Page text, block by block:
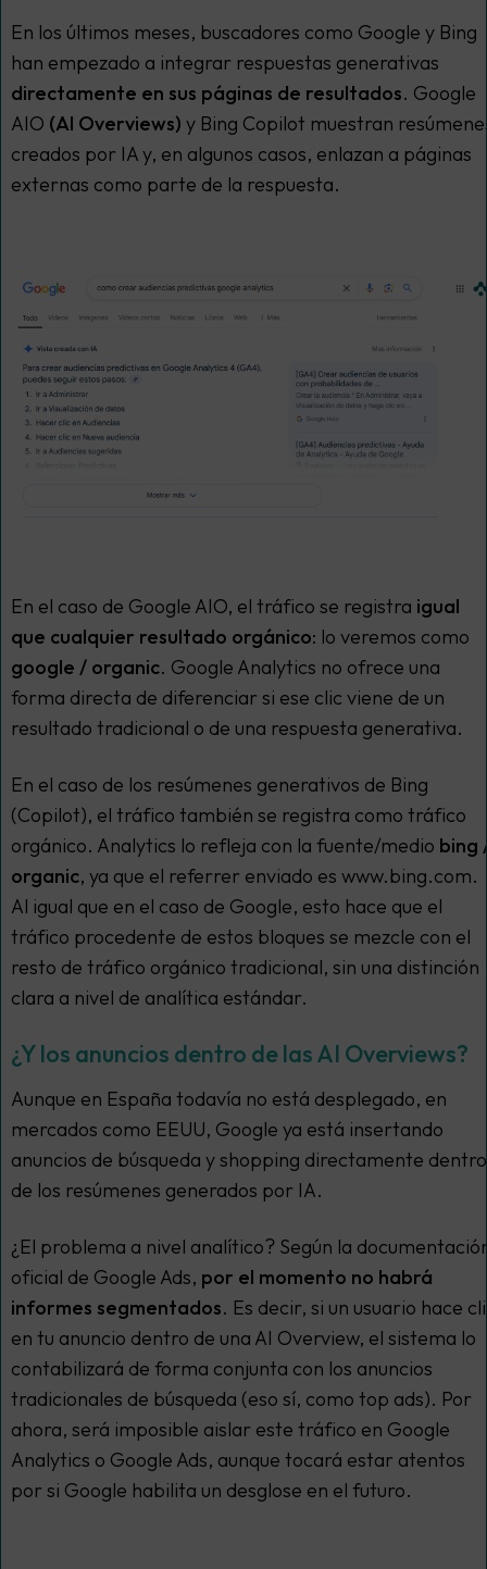
En los últimos meses, buscadores como Google y Bing
han empezado a integrar respuestas generativas
directamente en sus páginas de resultados. Google
AIO (AI Overviews) y Bing Copilot muestran
creados por IA y, en algunos casos, enlazan a páginas
externas como parte de la respuesta.
En el caso de Google AIO, el tráfico se registra igual
que cualquier resultado orgánico: lo veremos como
google / organic. Google Analytics no ofrece una
forma directa de diferenciar si ese clic viene de un
resultado tradicional o de una respuesta generativa.
En el caso de los resúmenes generativos de Bing
(Copilot), el tráfico también se registra como tráfico
orgánico. Analytics lo refleja con la fuente/medio bing
organic, ya que el referrer enviado es www.bing.com.
Al igual que en el caso de Google, esto hace que el
tráfico procedente de estos bloques se mezcle con el
resto de tráfico orgánico tradicional, sin una distinción
clara a nivel de analítica estándar.
¿Y los anuncios dentro de las AI Overviews?
Aunque en España todavía no está desplegado, en
mercados como EEUU, Google ya está insertando
anuncios de búsqueda y shopping directamente dentro
de los resúmenes generados por IA.
¿El problema a nivel analítico? Según la
oficial de Google Ads, por el momento no habrá
informes segmentados. Es decir, si un usuario hace
en tu anuncio dentro de una AI Overview, el sistema lo
contabilizará de forma conjunta con los anuncios
tradicionales de búsqueda (eso sí, como top ads). Por
ahora, será imposible aislar este tráfico en Google
Analytics o Google Ads, aunque tocará estar atentos
por si Google habilita un desglose en el futuro.